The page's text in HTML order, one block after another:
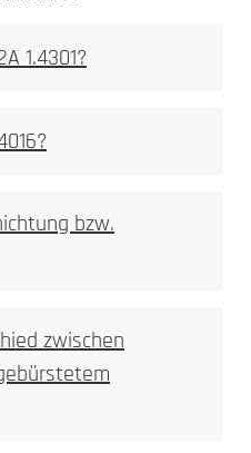
1.4301?
Stahlsorten stark
bzw.
zwischen